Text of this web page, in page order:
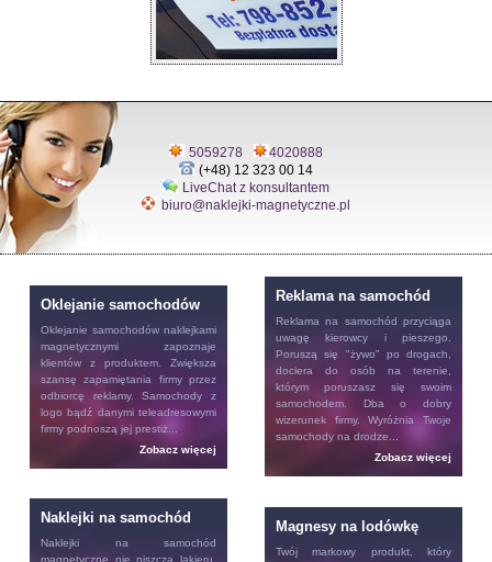
5059278
4020888
(+48) 12 323 00 14
LiveChat z konsultantem
biuro@naklejki-magnetyczne.pl
Oklejanie samochodów
Oklejanie samochodów naklejkami
magnetycznymi zapoznaje
klientów z produktem. Zwiększa
szansę zapamiętania firmy przez
odbiorcę reklamy. Samochody z
logo bądź danymi teleadresowymi
firmy podnoszą jej prestiż...
Zobacz więcej
Reklama na samochód
Reklama na samochód przyciąga
uwagę kierowcy i pieszego.
Poruszą się "żywo" po drogach,
dociera do osób na terenie,
którym poruszasz się swoim
samochodem. Dba o dobry
wizerunek firmy. Wyróżnia Twoje
samochody na drodze...
Zobacz więcej
Naklejki na samochód
Naklejki na samochód
Magnesy na lodówkę
Twój markowy produkt, który